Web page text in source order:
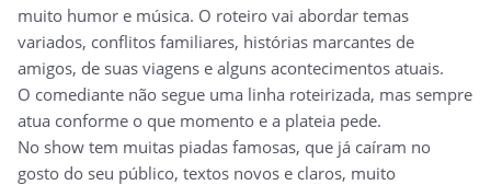
muito humor e música. O roteiro vai abordar temas
variados, conflitos familiares, histórias marcantes de
amigos, de suas viagens e alguns acontecimentos atuais.
O comediante não segue uma linha roteirizada, mas sempre
atua conforme o que momento e a plateia pede.
No show tem muitas piadas famosas, que já caíram no
gosto do seu público, textos novos e claros, muito